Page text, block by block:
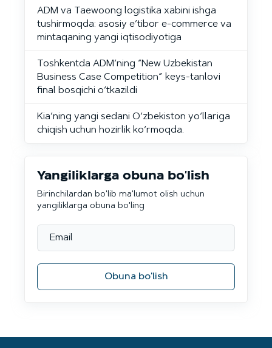
ADM va Taewoong logistika xabini ishga
tushirmoqda: asosiy e’tibor e-commerce va
mintaqaning yangi iqtisodiyotiga
Toshkentda ADM’ning “New Uzbekistan
Business Case Competition” keys-tanlovi
final bosqichi o‘tkazildi
Kia’ning yangi sedani O‘zbekiston yo‘llariga
chiqish uchun hozirlik ko‘rmoqda.
Yangiliklarga obuna bo'lish
Birinchilardan bo'lib ma'lumot olish uchun
yangiliklarga obuna bo'ling
Obuna bo'lish